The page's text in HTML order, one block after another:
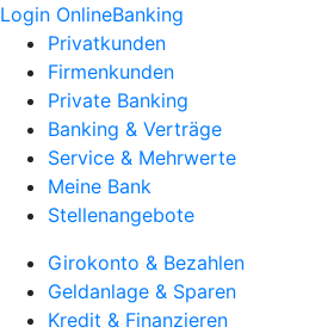
Login OnlineBanking
Privatkunden
Firmenkunden
Private Banking
Banking & Verträge
Service & Mehrwerte
Meine Bank
Stellenangebote
Girokonto & Bezahlen
Geldanlage & Sparen
Kredit & Finanzieren